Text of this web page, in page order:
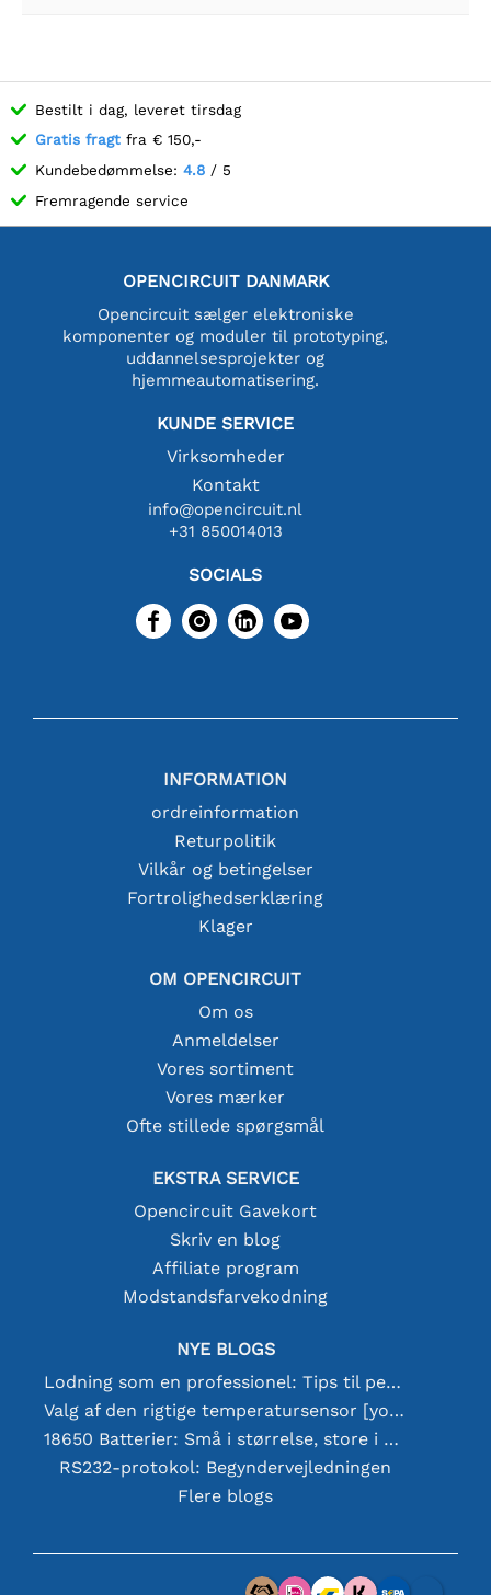
Bestilt i dag, leveret tirsdag
Gratis fragt fra € 150,-
Kundebedømmelse: 4.8 / 5
Fremragende service
OPENCIRCUIT DANMARK
Opencircuit sælger elektroniske
komponenter og moduler til prototyping,
uddannelsesprojekter og
hjemmeautomatisering.
KUNDE SERVICE
Virksomheder
Kontakt
info@opencircuit.nl
+31 850014013
SOCIALS
INFORMATION
ordreinformation
Returpolitik
Vilkår og betingelser
Fortrolighedserklæring
Klager
OM OPENCIRCUIT
Om os
Anmeldelser
Vores sortiment
Vores mærker
Ofte stillede spørgsmål
EKSTRA SERVICE
Opencircuit Gavekort
Skriv en blog
Affiliate program
Modstandsfarvekodning
NYE BLOGS
Lodning som en professionel: Tips til perfekte elektroniske forbindelser
Valg af den rigtige temperatursensor [youtube]
18650 Batterier: Små i størrelse, store i ydeevne
RS232-protokol: Begyndervejledningen
Flere blogs